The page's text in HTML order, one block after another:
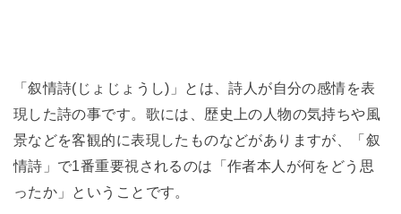
「叙情詩(じょじょうし)」とは、詩人が自分の感情を表
現した詩の事です。歌には、歴史上の人物の気持ちや風
景などを客観的に表現したものなどがありますが、「叙
情詩」で1番重要視されるのは「作者本人が何をどう思
ったか」ということです。